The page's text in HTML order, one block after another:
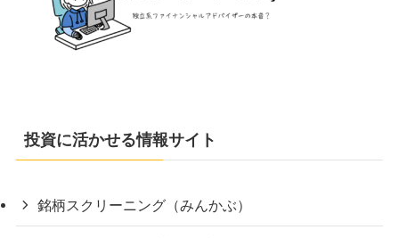
投資に活かせる情報サイト
銘柄スクリーニング（みんかぶ）